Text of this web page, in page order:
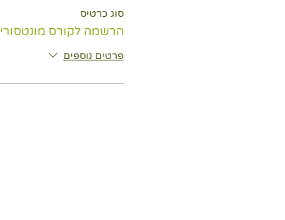
סוג כרטיס
הרשמה לקורס מונטסורי 0-3
פרטים נוספים